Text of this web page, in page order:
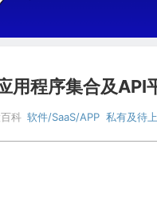
用程序集合及API
科 软件/SaaS/APP 私有及待